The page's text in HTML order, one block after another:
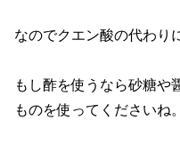
なのでクエン酸の代わり
もし酢を使うなら砂糖や
ものを使ってくださいね。